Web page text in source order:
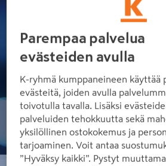
Parempaa palvelua
evästeiden avulla
K-ryhmä kumppaneineen käyttää
evästeitä, joiden avulla
toivotulla tavalla. Lisäksi
palveluiden tehokkuutta sekä
yksilöllinen ostokokemus ja
tarjoaminen. Voit antaa
”Hyväksy kaikki”. Pystyt